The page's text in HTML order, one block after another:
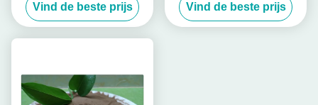
Vind de beste prijs
voor Blad Organische
Meststof
Vind de beste prijs